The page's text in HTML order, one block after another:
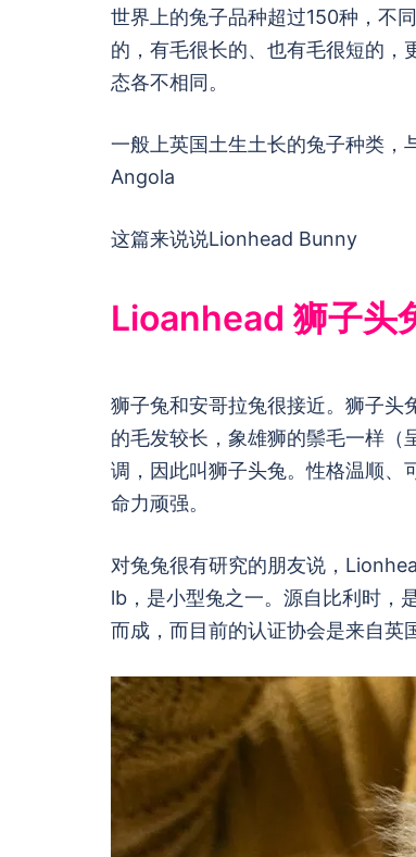
世界上的兔子品种超过150种，不
的，有毛很长的、也有毛很短的，
态各不相同。
一般上英国土生土长的兔子种类
Angola
这篇来说说Lionhead Bunny
Lioanhead 狮子头
狮子兔和安哥拉兔很接近。狮子头
的毛发较长，象雄狮的鬃毛一样（
调，因此叫狮子头兔。性格温顺、
命力顽强。
对兔兔很有研究的朋友说，
lb，是小型兔之一。源自比利时，
而成，而目前的认证协会是来自英